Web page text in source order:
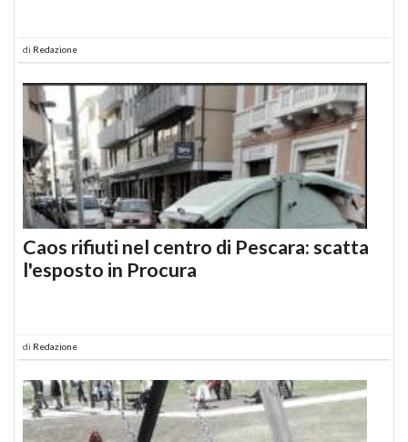
di Redazione
Caos rifiuti nel centro di Pescara: scatta
l'esposto in Procura
di Redazione